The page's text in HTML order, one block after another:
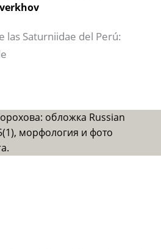
las Saturniidae del Perú: